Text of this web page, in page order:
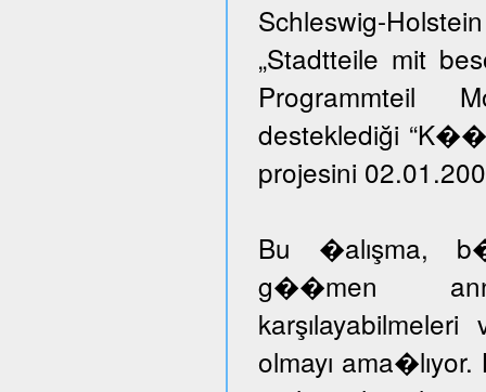
Schleswig-
„Stadtteile mit
Programmteil
desteklediği
projesini
Bu �alışma,
g��men
olmayı